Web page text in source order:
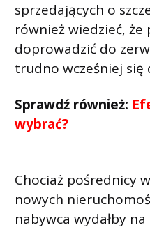
sprzedających o
również wiedzieć, że
doprowadzić do
trudno wcześniej się
Sprawdź również:
wybrać?
Chociaż pośrednicy
nowych
nabywca wydałby